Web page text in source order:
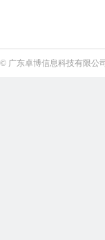
© 广东卓博信息科技有限公司